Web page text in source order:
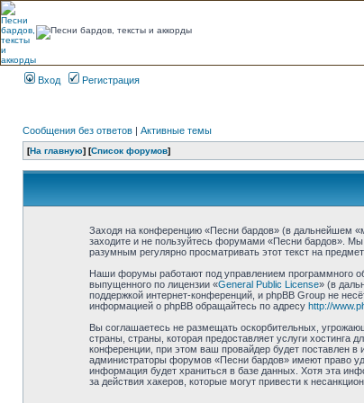
Вход Регистрация
Сообщения без ответов | Активные темы
[На главную] [Список форумов]
Заходя на конференцию «Песни бардов» (в дальнейшем
заходите и не пользуйтесь форумами «Песни бардов».
разумным регулярно просматривать этот текст на
Наши форумы работают под управлением программного
выпущенного по лицензии «General Public License» (в
поддержкой интернет-конференций, и phpBB Group не
информацией о phpBB обращайтесь по адресу http://
Вы соглашаетесь не размещать оскорбительных,
страны, страны, которая предоставляет услуги
конференции, при этом ваш провайдер будет поставлен
администраторы форумов «Песни бардов» имеют право
информация будет храниться в базе данных. Хотя эта
за действия хакеров, которые могут привести к